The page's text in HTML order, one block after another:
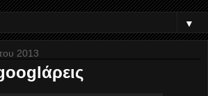
▼
2013